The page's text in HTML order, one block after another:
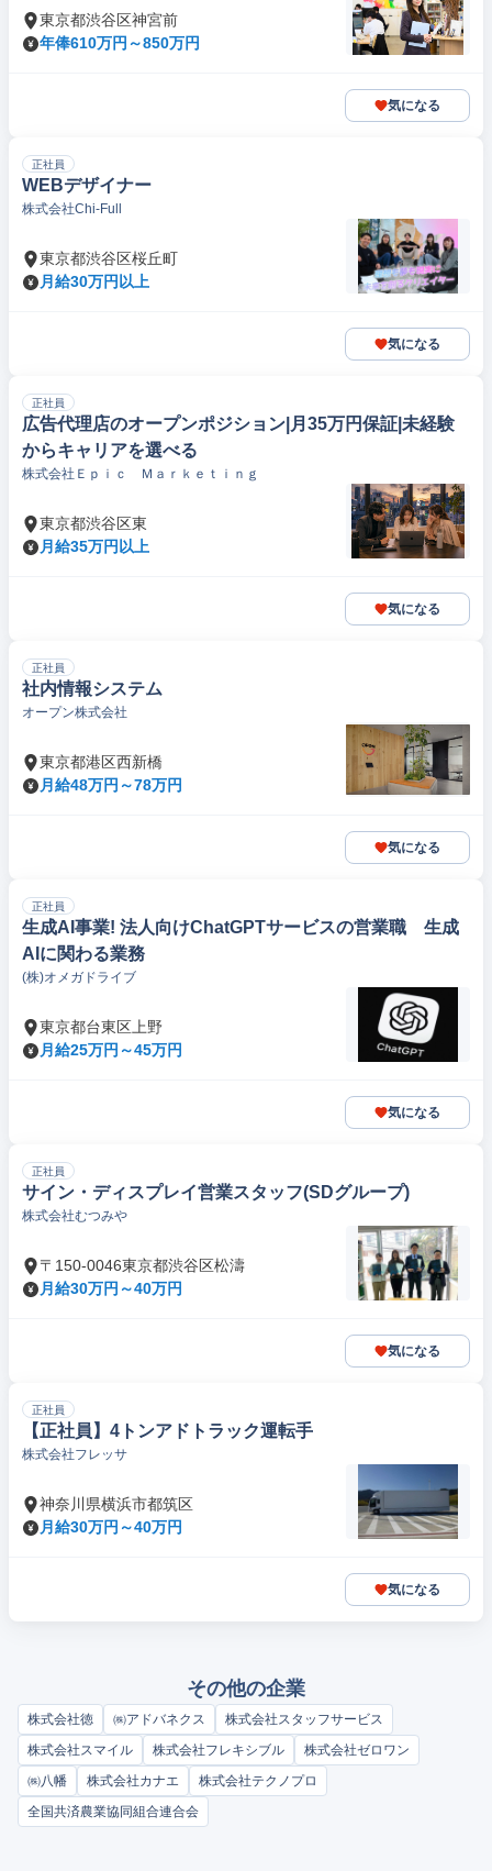
東京都渋谷区神宮前
年俸610万円～850万円
気になる
正社員
WEBデザイナー
株式会社Chi‐Full
東京都渋谷区桜丘町
月給30万円以上
気になる
正社員
広告代理店のオープンポジション|月35万円保証|未経験
からキャリアを選べる
株式会社Ｅｐｉｃ Ｍａｒｋｅｔｉｎｇ
東京都渋谷区東
月給35万円以上
気になる
正社員
社内情報システム
オープン株式会社
東京都港区西新橋
月給48万円～78万円
気になる
正社員
生成AI事業! 法人向けChatGPTサービスの営業職 生成
AIに関わる業務
(株)オメガドライブ
東京都台東区上野
月給25万円～45万円
気になる
正社員
サイン・ディスプレイ営業スタッフ(SDグループ)
株式会社むつみや
〒150-0046東京都渋谷区松濤
月給30万円～40万円
気になる
正社員
【正社員】4トンアドトラック運転手
株式会社フレッサ
神奈川県横浜市都筑区
月給30万円～40万円
気になる
その他の企業
株式会社徳 ㈱アドバネクス
株式会社スタッフサービス
株式会社スマイル
株式会社フレキシブル
株式会社ゼロワン
㈱八幡
株式会社カナエ
株式会社テクノプロ
全国共済農業協同組合連合会